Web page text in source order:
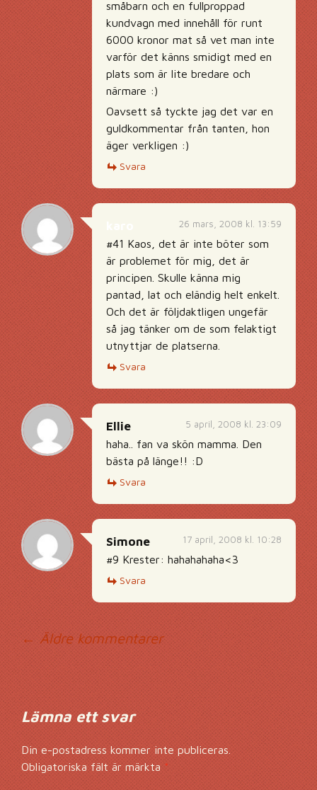
småbarn och en fullproppad
kundvagn med innehåll för runt
6000 kronor mat så vet man inte
varför det känns smidigt med en
plats som är lite bredare och
närmare :)
Oavsett så tyckte jag det var en
guldkommentar från tanten, hon
äger verkligen :)
Svara
26 mars, 2008 kl. 13:59
#41 Kaos, det är inte böter som
är problemet för mig, det är
principen. Skulle känna mig
pantad, lat och eländig helt enkelt.
Och det är följdaktligen ungefär
så jag tänker om de som felaktigt
utnyttjar de platserna.
Svara
5 april, 2008 kl. 23:09
Ellie
haha.. fan va skön mamma. Den
bästa på länge!! :D
Svara
17 april, 2008 kl. 10:28
Simone
#9 Krester: hahahahaha<3
Svara
← Äldre kommentarer
Lämna ett svar
Din e-postadress kommer inte publiceras.
Obligatoriska fält är märkta *